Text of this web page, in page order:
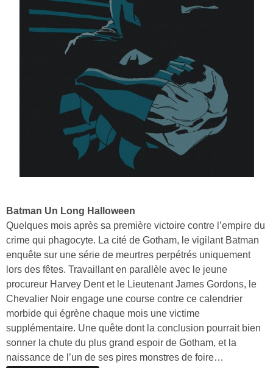
Batman Un Long Halloween
Quelques mois après sa première victoire contre l’empire du
crime qui phagocyte. La cité de Gotham, le vigilant Batman
enquête sur une série de meurtres perpétrés uniquement
lors des fêtes. Travaillant en parallèle avec le jeune
procureur Harvey Dent et le Lieutenant James Gordons, le
Chevalier Noir engage une course contre ce calendrier
morbide qui égrène chaque mois une victime
supplémentaire. Une quête dont la conclusion pourrait bien
sonner la chute du plus grand espoir de Gotham, et la
naissance de l’un de ses pires monstres de foire…